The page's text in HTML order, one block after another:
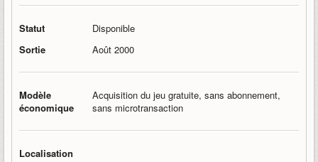
Statut
Disponible
Sortie
Août 2000
Modèle
économique
Acquisition du jeu gratuite, sans abonnement,
sans microtransaction
Localisation